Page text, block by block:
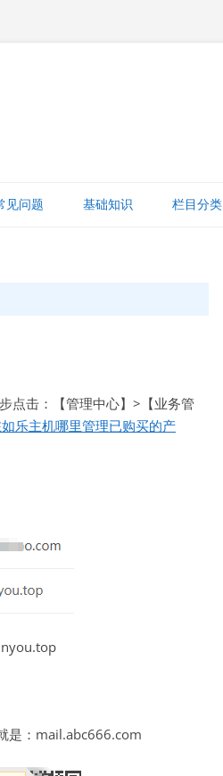
至
正
见问题 基础知识 栏目分类
点击：【管理中心】>【业务管
乐主机哪里管理已购买的产
是：mail.abc666.com